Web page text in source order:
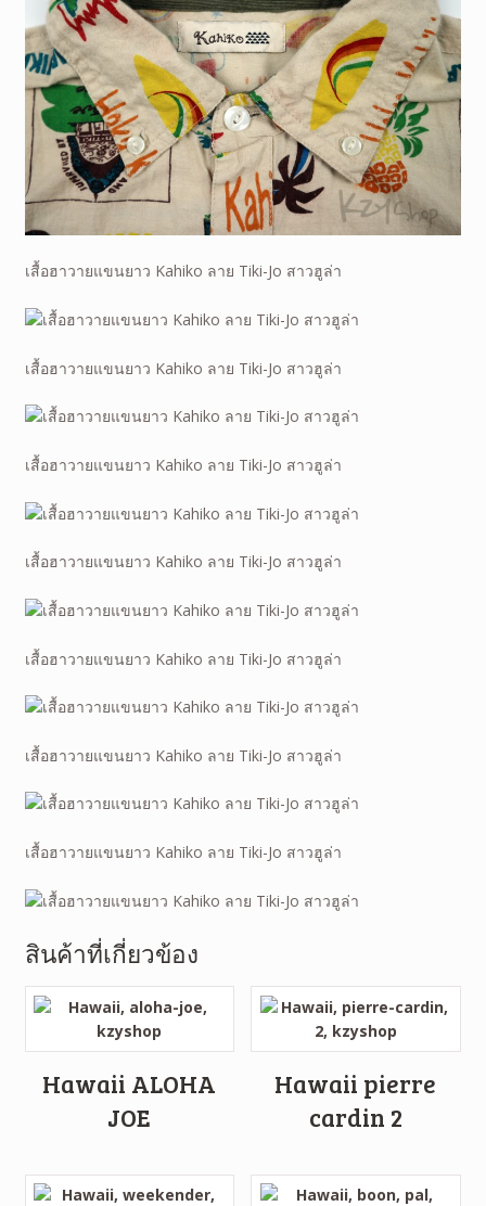
เสื้อฮาวายแขนยาว Kahiko ลาย Tiki-Jo สาวฮูล่า
เสื้อฮาวายแขนยาว Kahiko ลาย Tiki-Jo สาวฮูล่า
เสื้อฮาวายแขนยาว Kahiko ลาย Tiki-Jo สาวฮูล่า
เสื้อฮาวายแขนยาว Kahiko ลาย Tiki-Jo สาวฮูล่า
เสื้อฮาวายแขนยาว Kahiko ลาย Tiki-Jo สาวฮูล่า
เสื้อฮาวายแขนยาว Kahiko ลาย Tiki-Jo สาวฮูล่า
เสื้อฮาวายแขนยาว Kahiko ลาย Tiki-Jo สาวฮูล่า
สินค้าที่เกี่ยวข้อง
Hawaii ALOHA
JOE
Hawaii pierre
cardin 2